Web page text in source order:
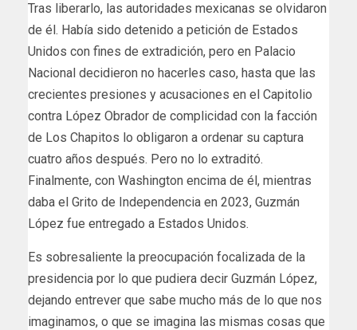
Tras liberarlo, las autoridades mexicanas se olvidaron
de él. Había sido detenido a petición de Estados
Unidos con fines de extradición, pero en Palacio
Nacional decidieron no hacerles caso, hasta que las
crecientes presiones y acusaciones en el Capitolio
contra López Obrador de complicidad con la facción
de Los Chapitos lo obligaron a ordenar su captura
cuatro años después. Pero no lo extraditó.
Finalmente, con Washington encima de él, mientras
daba el Grito de Independencia en 2023, Guzmán
López fue entregado a Estados Unidos.
Es sobresaliente la preocupación focalizada de la
presidencia por lo que pudiera decir Guzmán López,
dejando entrever que sabe mucho más de lo que nos
imaginamos, o que se imagina las mismas cosas que